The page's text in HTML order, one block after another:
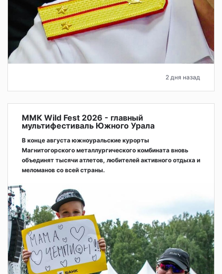
2 дня назад
ММК Wild Fest 2026 - главный
мультифестиваль Южного Урала
В конце августа южноуральские курорты
Магнитогорского металлургического комбината вновь
объединят тысячи атлетов, любителей активного отдыха и
меломанов со всей страны.